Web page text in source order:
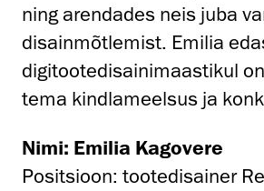
ning arendades neis juba
disainmõtlemist. Emilia
digitootedisainimaastikul
tema kindlameelsus ja
Nimi: Emilia Kagovere
Positsioon: tootedisainer